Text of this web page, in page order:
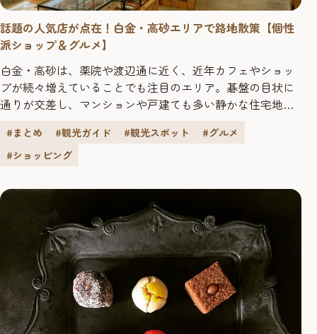
話題の人気店が点在！白金・高砂エリアで路地散策【個性
派ショップ＆グルメ】
白金・高砂は、薬院や渡辺通に近く、近年カフェやショッ
プが続々増えていることでも注目のエリア。碁盤の目状に
通りが交差し、マンションや戸建ても多い静かな住宅地の
の名店、個性派カフェ、こだわりのスイーツショップま
で、魅力的なスポットが多く点在しています。ほっとでき
街歩きの楽しさがつまった場所、白...
#まとめ #観光ガイド #観光スポット
#グルメ
#ショッピング